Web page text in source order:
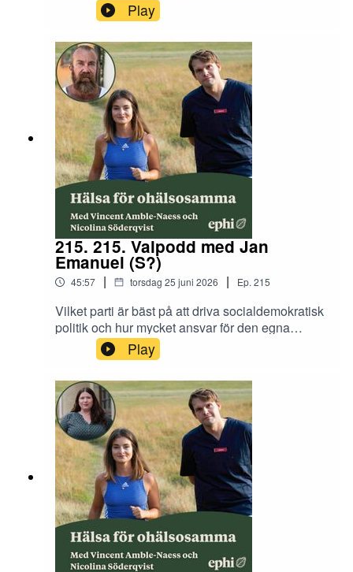
gemenskaper ofta är förknippade med bättre
Play
215. 215. Valpodd med Jan
Emanuel (S?)
45:57 | torsdag 25 juni 2026 | Ep. 215
Vilket parti är bäst på att driva socialdemokratisk
politik och hur mycket ansvar för den egna
hälsan ska läggas på individen? Det svarar Jan
Emanuel på i veckans avsnitt.
Play